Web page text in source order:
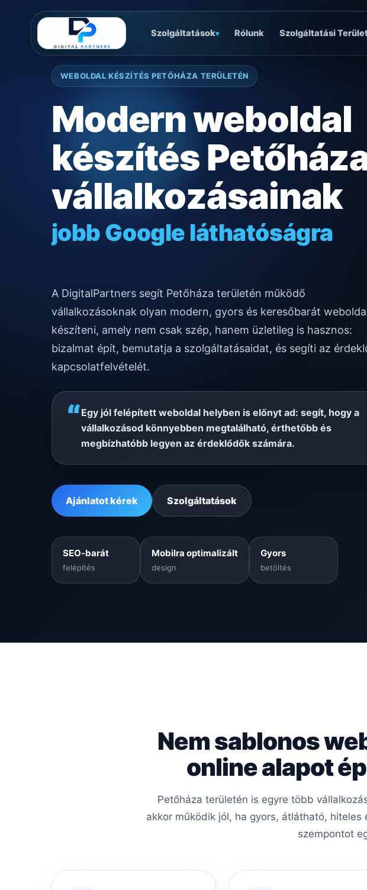
Szolgáltatások▾ Rólunk Szolgáltatási
WEBOLDAL KÉSZÍTÉS PETŐHÁZA TERÜLETÉN
Modern weboldal
készítés
vállalkozásainak
jobb Google láthatóságra
gyors mobilos működésre
A DigitalPartners segít Petőháza területén működő
vállalkozásoknak olyan modern, gyors és keresőbarát
készíteni, amely nem csak szép, hanem üzletileg is hasznos:
bizalmat épít, bemutatja a szolgáltatásaidat, és segíti az
kapcsolatfelvételét.
“Egy jól felépített weboldal helyben is előnyt ad: segít, hogy a
vállalkozásod könnyebben megtalálható, érthetőbb és
megbízhatóbb legyen az érdeklődők számára.
Ajánlatot kérek Szolgáltatások
SEO-barát
felépítés
Mobilra optimalizált
design
Gyors
betöltés
Nem sablonos
online alapot
Petőháza területén is egyre több
akkor működik jól, ha gyors, átlátható,
szempontot